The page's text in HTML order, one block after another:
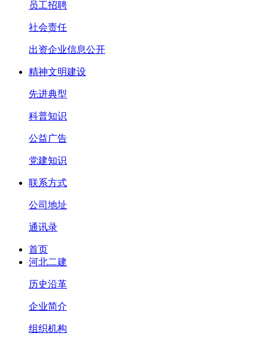
员工招聘
社会责任
出资企业信息公开
精神文明建设
先进典型
科普知识
公益广告
党建知识
联系方式
公司地址
通讯录
首页
河北二建
历史沿革
企业简介
组织机构